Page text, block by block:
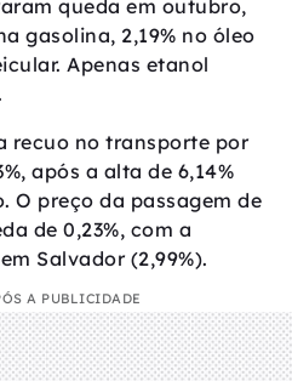
queda em outubro,
gasolina, 2,19% no óleo
Apenas etanol
recuo no transporte por
após a alta de 6,14%
O preço da passagem de
de 0,23%, com a
Salvador (2,99%).
A PUBLICIDADE